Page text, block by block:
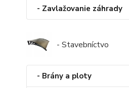
- Zavlažovanie záhrady
- Stavebníctvo
- Brány a ploty